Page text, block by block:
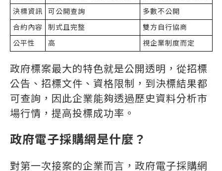
決標資訊
可公開查詢
多數不公開
合約內容
制式且完整
雙方自行協商
公平性
高 視企業制度而定
政府標案最大的特色就是公開透明，從招標
公告、招標文件、資格限制，到決標結果都
可查詢，因此企業能夠透過歷史資料分析市
場行情，提高投標成功率。
政府電子採購網是什麼？
對第一次接案的企業而言，政府電子採購網